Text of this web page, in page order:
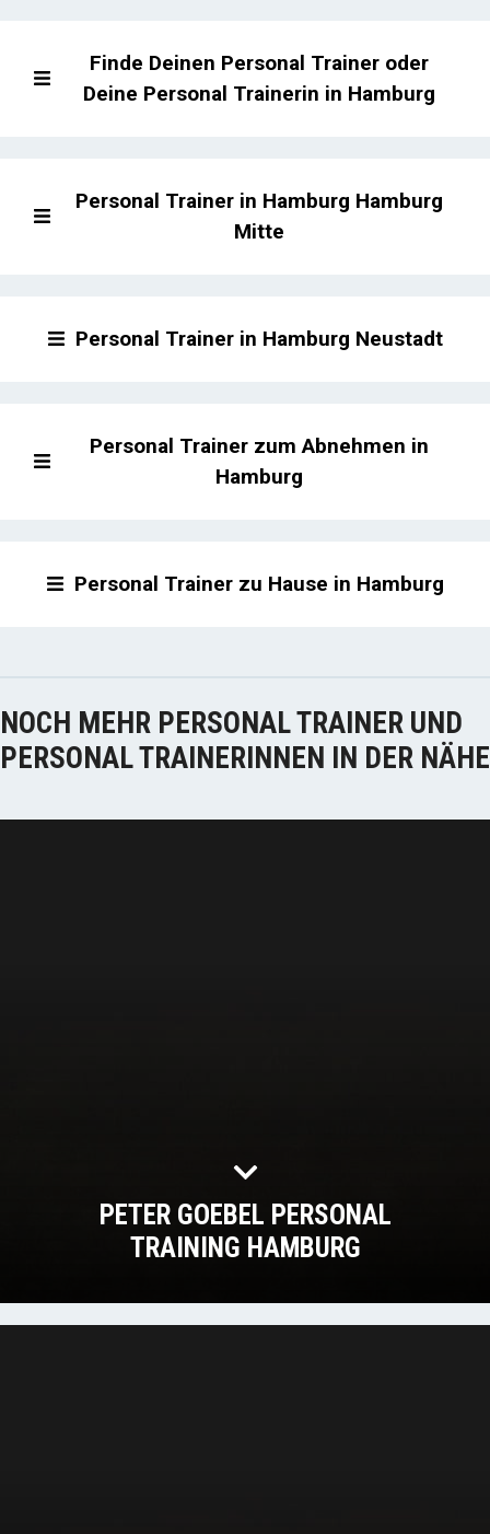
Finde Deinen Personal Trainer oder
Deine Personal Trainerin in Hamburg
Personal Trainer in Hamburg Hamburg
Mitte
Personal Trainer in Hamburg Neustadt
Personal Trainer zum Abnehmen in
Hamburg
Personal Trainer zu Hause in Hamburg
NOCH MEHR PERSONAL TRAINER UND
PERSONAL TRAINERINNEN IN DER NÄHE
PETER GOEBEL PERSONAL
TRAINING HAMBURG